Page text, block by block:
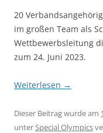
20
im großen Team als
Wettbewerbsleitung
zum 24. Juni 2023.
Weiterlesen →
Dieser Beitrag wurde am
unterSpecial Olympics